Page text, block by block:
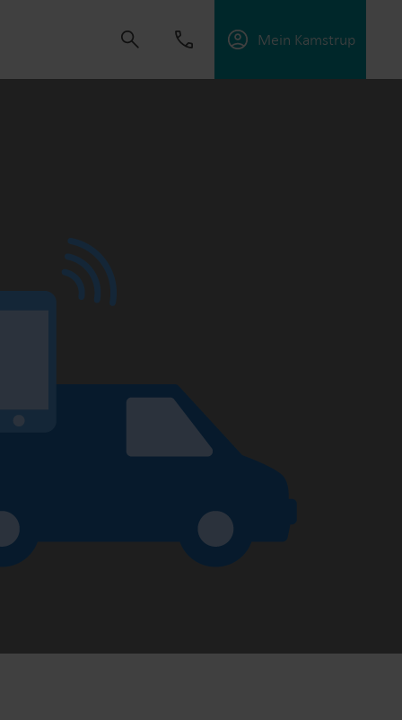
Mein Kamstrup
zu managen.